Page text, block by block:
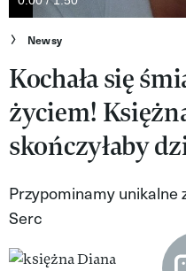
Wideo
Nasze akcje
VIVA!ART
VIVA!MODA
VIVA!MAN
VIVA!PEOPLE POWER
Newsy
Kochała się
życiem!
skończyłaby
Przypominamy unikalne
Serc